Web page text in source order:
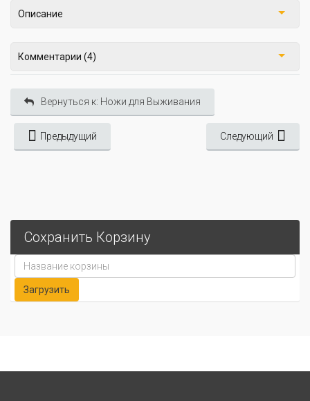
Описание
Комментарии (4)
Вернуться к: Ножи для Выживания
Предыдущий Следующий
Сохранить Корзину